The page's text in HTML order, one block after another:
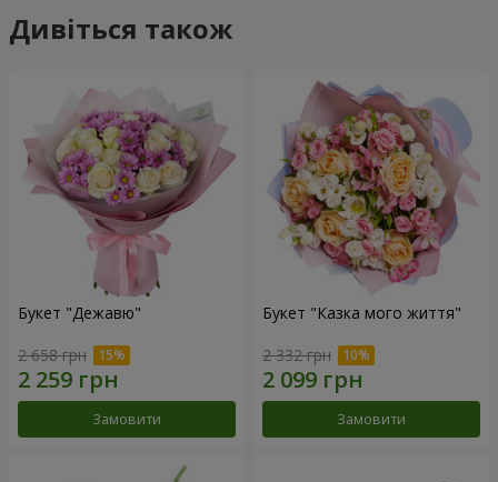
Дивіться також
Букет "Дежавю"
2 658 грн
Замовити
Букет "Казка мого життя"
2 332 грн
Замовити